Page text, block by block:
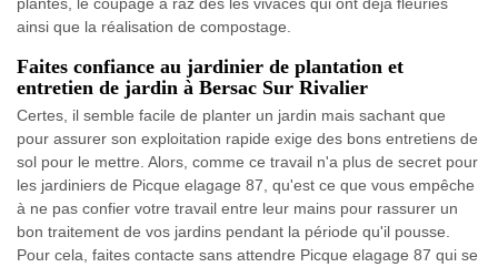
ainsi que la réalisation de compostage.
Faites confiance au jardinier de plantation et
entretien de jardin à Bersac Sur Rivalier
Certes, il semble facile de planter un jardin mais sachant que
pour assurer son exploitation rapide exige des bons entretiens de
sol pour le mettre. Alors, comme ce travail n'a plus de secret pour
les jardiniers de Picque elagage 87, qu'est ce que vous empêche
à ne pas confier votre travail entre leur mains pour rassurer un
bon traitement de vos jardins pendant la période qu'il pousse.
Pour cela, faites contacte sans attendre Picque elagage 87 qui se